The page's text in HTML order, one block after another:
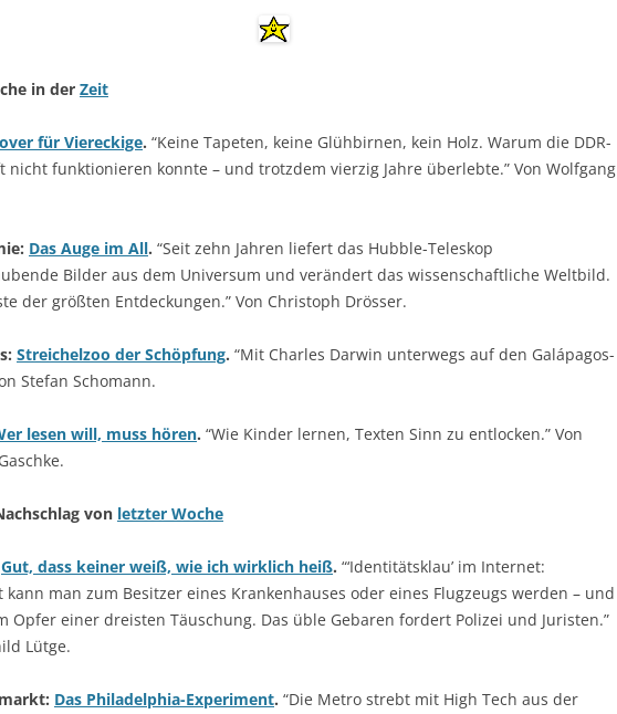
in der Zeit
für Viereckige. “Keine Tapeten, keine Glühbirnen, kein Holz. Warum die DDR-
nicht funktionieren konnte – und trotzdem vierzig Jahre überlebte.” Von Wolfgang
Das Auge im All. “Seit zehn Jahren liefert das Hubble-Teleskop
Bilder aus dem Universum und verändert das wissenschaftliche Weltbild.
der größten Entdeckungen.” Von Christoph Drösser.
Streichelzoo der Schöpfung. “Mit Charles Darwin unterwegs auf den Galápagos-
Stefan Schomann.
lesen will, muss hören. “Wie Kinder lernen, Texten Sinn zu entlocken.” Von
von letzter Woche
Gut, dass keiner weiß, wie ich wirklich heiß. “‘Identitätsklau’ im Internet:
kann man zum Besitzer eines Krankenhauses oder eines Flugzeugs werden – und
Opfer einer dreisten Täuschung. Das üble Gebaren fordert Polizei und Juristen.”
Lütge.
Das Philadelphia-Experiment. “Die Metro strebt mit High Tech aus der